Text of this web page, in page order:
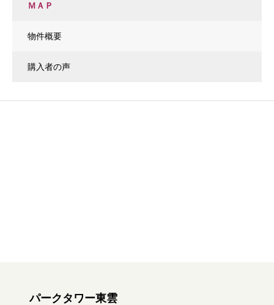
ＭＡＰ
物件概要
購入者の声
パークタワー東雲